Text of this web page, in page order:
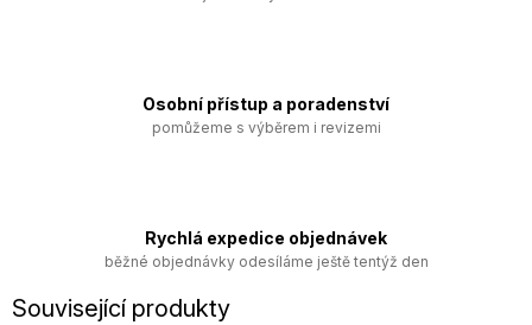
Osobní přístup a poradenství
pomůžeme s výběrem i revizemi
Rychlá expedice objednávek
běžné objednávky odesíláme ještě tentýž den
Související produkty